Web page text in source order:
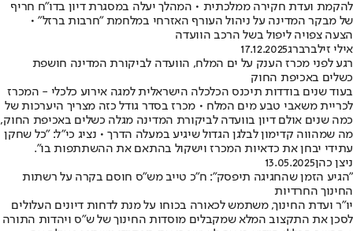
להקמת ועדת חקירה ממלכתית • המהלך יעלה במסגרת דיון בדו"ח חריף
של מבקר המדינה על ניהול העורף האזרחי במלחמת "חרבות ברזל" •
הצעה צפויה ליפול בשל הרכב הוועדה
אילי זילברברג17.12.2025
רגע לפני מכרז הענק על ים המלח, הוועדה לביקורת המדינה חושפת
כשלים באכיפת החוק
בעוד שנים בודדות תיכנס הכלכלה הישראלית למגה אירוע כלכלי - המכרז
לכריית משאבי טבע מים המלח • מכרז בסדר גודל כזה מצריך היערכות של
כמה שנים אולם דיון בוועדה לביקורת המדינה מגלה כשלים באכיפת החוק,
מה שמהווה קדימון לבלגן הגדול שיגיע במעלה הדרך • נציג כי"ל: "כל שחקן
עתידי יבחן את כדאיות המכרז וישקול בהתאם את ההשתתפות בו".
ניצן כהן13.05.2025
״הגיע הזמן שהחגיגה תיפסק": ח"כ טייב מש"ס חוסם בקרה על רשתות
החינוך החרדיות
יו"ר ועדת החינוך, משתמש לכאורה בכוחו על מנת לדחות דיונים העלולים
לסכן את התקצוב המלא שמקבלים מוסדות החינוך של ש"ס ויהדות התורה